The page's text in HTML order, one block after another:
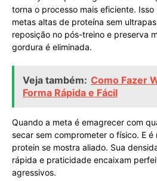
torna o processo mais eficiente.
metas altas de proteína sem
reposição no pós-treino e preserva
gordura é eliminada.
Veja também: Como Fazer
Forma Rápida e Fácil
Quando a meta é emagrecer com
secar sem comprometer o físico. E
protein se mostra aliado. Sua
rápida e praticidade encaixam
agressivos.